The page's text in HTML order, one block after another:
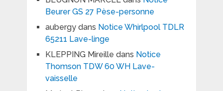
Beurer GS 27 Pèse-personne
aubergydans Notice Whirlpool TDLR
65211 Lave-linge
KLEPPING Mireille dans Notice
Thomson TDW 60 WH Lave-
vaisselle